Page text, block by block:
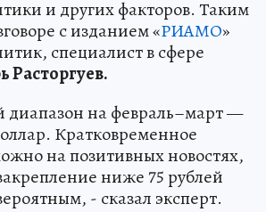
и других факторов. Таким
с изданием «РИАМО»
специалист в сфере
Расторгуев.
диапазон на февраль–март —
Кратковременное
на позитивных новостях,
ниже 75 рублей
- сказал эксперт.